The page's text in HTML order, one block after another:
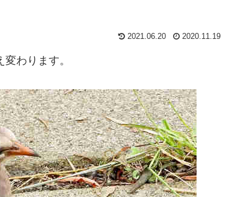
2021.06.20 2020.11.19
わります。